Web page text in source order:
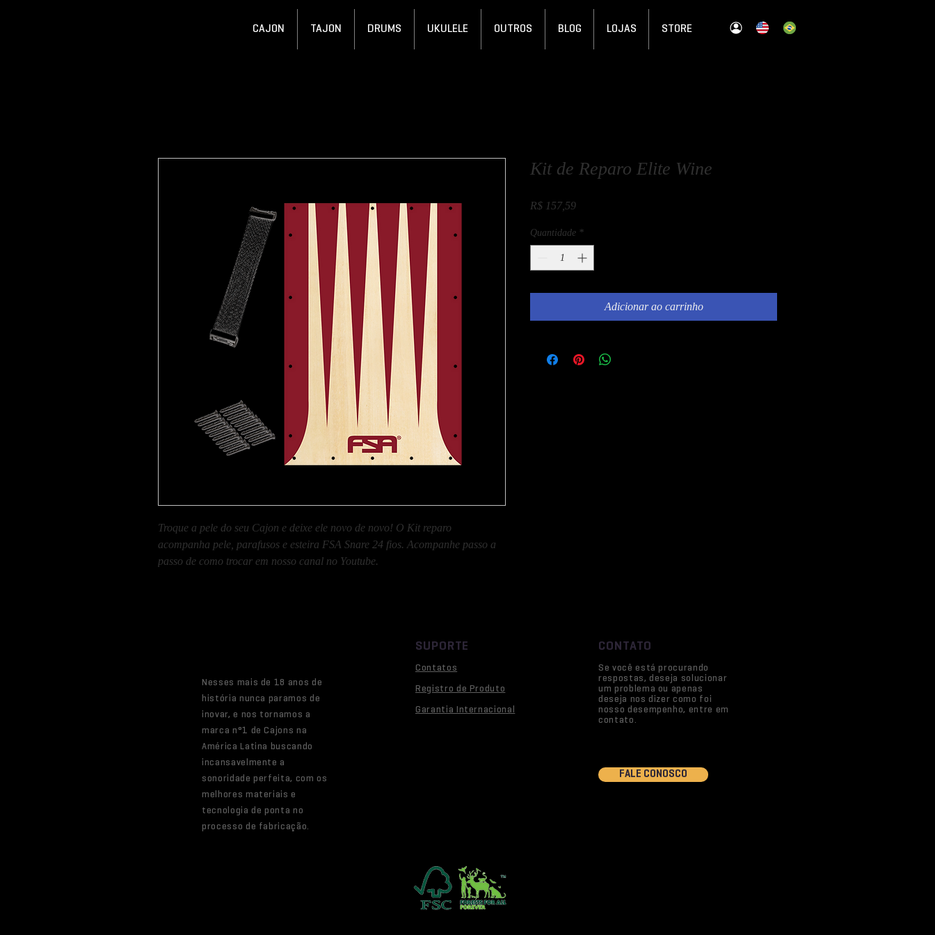
CAJON TAJON DRUMS UKULELE OUTROS BLOG LOJAS STORE
Troque a pele do seu Cajon e deixe ele novo de novo! O Kit reparo
acompanha pele, parafusos e esteira FSA Snare 24 fios. Acompanhe passo a
passo de como trocar em nosso canal no Youtube.
Kit de Reparo Elite Wine
R$ 157,59Preço
Quantidade *
Adicionar ao carrinho
Nesses mais de 18 anos de
história nunca paramos de
inovar, e nos tornamos a
marca n°1 de Cajons na
América Latina buscando
incansavelmente a
sonoridade perfeita, com os
melhores materiais e
tecnologia de ponta no
processo de fabricação.
SUPORTE
Contatos
Registro de Produto
Garantia Internacional
CONTATO
Se você está procurando
respostas, deseja solucionar
um problema ou apenas
deseja nos dizer como foi
nosso desempenho, entre em
contato.
FALE CONOSCO